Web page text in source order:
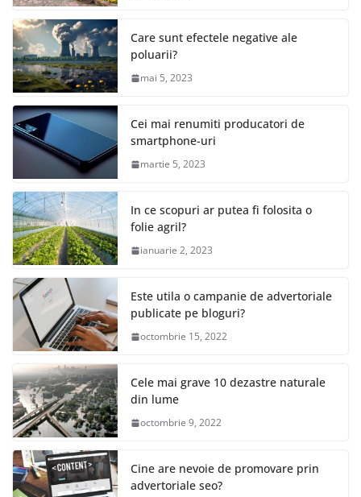
Care sunt efectele negative ale
poluarii?
mai 5, 2023
Cei mai renumiti producatori de
smartphone-uri
martie 5, 2023
In ce scopuri ar putea fi folosita o
folie agril?
ianuarie 2, 2023
Este utila o campanie de advertoriale
publicate pe bloguri?
octombrie 15, 2022
Cele mai grave 10 dezastre naturale
din lume
octombrie 9, 2022
Cine are nevoie de promovare prin
advertoriale seo?